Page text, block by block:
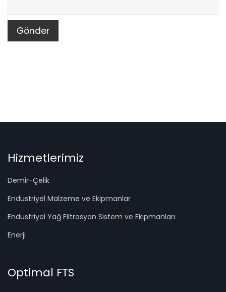
Hizmetlerimiz
Demir-Çelik
Endüstriyel Malzeme ve Ekipmanlar
Endüstriyel Yağ Filtrasyon Sistem ve Ekipmanları
Enerji
Optimal FTS